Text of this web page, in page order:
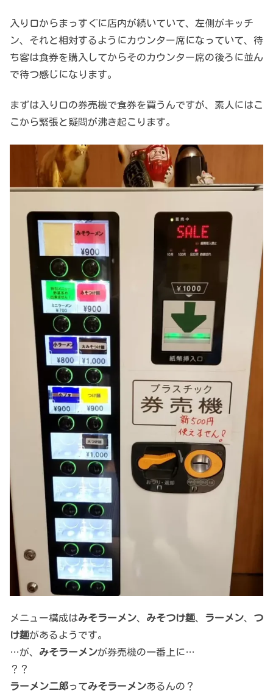
入り口からまっすぐに店内が続いていて、左側がキッチ
ン、それと相対するようにカウンター席になっていて、待
ち客は食券を購入してからそのカウンター席の後ろに並ん
で待つ感じになります。
まずは入り口の券売機で食券を買うんですが、素人にはこ
こから緊張と疑問が沸き起こります。
メニュー構成はみそラーメン、 みそつけ麺、 ラーメン、 つ
け麺があるようです。
…が、 みそラーメンが券売機の一番上に…
？？
ラーメン二郎ってみそラーメンあるんの？